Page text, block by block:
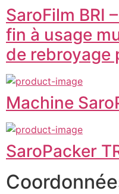
SaroFilm BRI
fin à usage
de rebroyage
Machine
SaroPacker